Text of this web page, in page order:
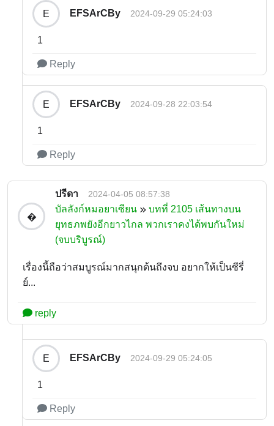
E EFSArCBy 2024-09-29 05:24:03
1
Reply
E EFSArCBy 2024-09-28 22:03:54
1
Reply
�
ปรีดา 2024-04-05 08:57:38
บัลลังก์หมอยาเซียน
บทที่ 2105 เส้นทางบน
ยุทธภพยังอีกยาวไกล พวกเราคงได้พบกันใหม่
(จบบริบูรณ์)
เรื่องนี้ถือว่าสมบูรณ์มากสนุกต้นถึงจบ อยากให้เป็นซีรี่
ย์...
reply
E EFSArCBy 2024-09-29 05:24:05
1
Reply